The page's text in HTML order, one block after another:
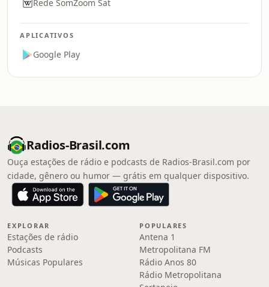
Rede SomZoom Sat
APLICATIVOS
Google Play
Radios-Brasil.com
Ouça estações de rádio e podcasts de Radios-Brasil.com por
cidade, gênero ou humor — grátis em qualquer dispositivo.
EXPLORAR
Estações de rádio
Podcasts
Músicas Populares
POPULARES
Antena 1
Metropolitana FM
Rádio Anos 80
Rádio Metropolitana